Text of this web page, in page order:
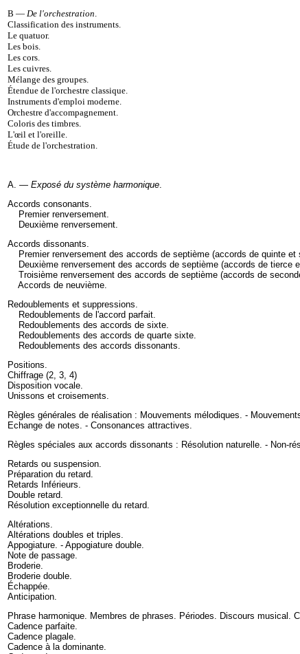
B — De l'orchestration.
Classification des instruments.
Le quatuor.
Les bois.
Les cors.
Les cuivres.
Mélange des groupes.
Étendue de l'orchestre classique.
Instruments d'emploi moderne.
Orchestre d'accompagnement.
Coloris des timbres.
L'œil et l'oreille.
Étude de l'orchestration.
A. — Exposé du système harmonique.
Accords consonants.
Premier renversement.
Deuxième renversement.
Accords dissonants.
Premier renversement des accords de septième (accords de quinte et
Deuxième renversement des accords de septième (accords de tierce
Troisième renversement des accords de septième (accords de
Accords de neuvième.
Redoublements et suppressions.
Redoublements de l'accord parfait.
Redoublements des accords de sixte.
Redoublements des accords de quarte sixte.
Redoublements des accords dissonants.
Positions.
Chiffrage (2, 3, 4)
Disposition vocale.
Unissons et croisements.
Règles générales de réalisation : Mouvements mélodiques. -
Echange de notes. - Consonances attractives.
Règles spéciales aux accords dissonants : Résolution naturelle. - Non-
Retards ou suspension.
Préparation du retard.
Retards Inférieurs.
Double retard.
Résolution exceptionnelle du retard.
Altérations.
Altérations doubles et triples.
Appogiature. - Appogiature double.
Note de passage.
Broderie.
Broderie double.
Échappée.
Anticipation.
Phrase harmonique. Membres de phrases. Périodes. Discours musical.
Cadence parfaite.
Cadence plagale.
Cadence à la dominante.